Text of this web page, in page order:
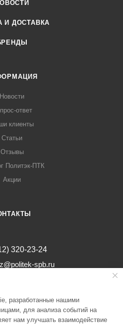
И ДОСТАВКА
Новости
ответ
клиенты
Статьи
Отзывы
Политэк-ПТК
Акции
320-23-24
spb.ru
Минеральная ул, д.
разработанные нашими
для анализа событий на
нам улучшать взаимодействие